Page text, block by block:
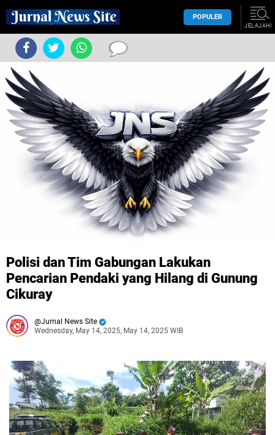
POPULER
JELAJAHI
Polisi dan Tim Gabungan Lakukan
Pencarian Pendaki yang Hilang di Gunung
Cikuray
Jurnal News Site
Wednesday, May 14, 2025, May 14, 2025 WIB